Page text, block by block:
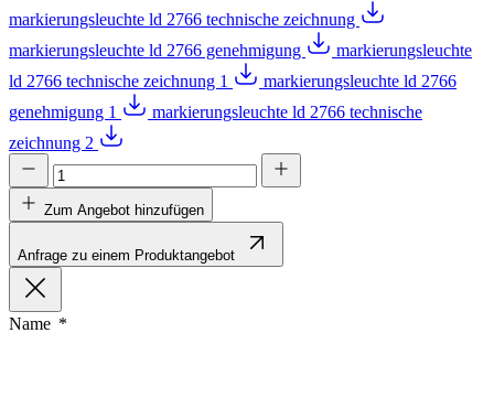
markierungsleuchte ld 2766 technische zeichnung
markierungsleuchte ld 2766 genehmigung
markierungsleuchte
ld 2766 technische zeichnung 1
markierungsleuchte ld 2766
genehmigung 1
markierungsleuchte ld 2766 technische
zeichnung 2
Zum Angebot hinzufügen
Anfrage zu einem Produktangebot
Name